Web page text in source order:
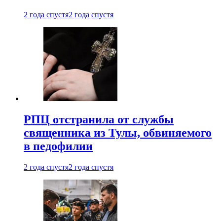
2 года спустя2 года спустя
РПЦ отстранила от службы
священника из Тулы, обвиняемого
в педофилии
2 года спустя2 года спустя